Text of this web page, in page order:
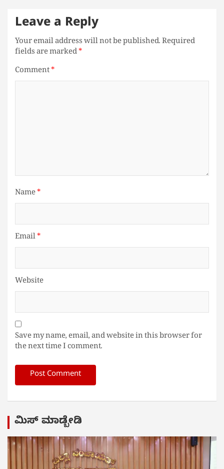
Leave a Reply
Your email address will not be published.Required
fields are marked*
Comment*
Name*
Email*
Website
Save my name, email, and website in this browser for
the next time I comment.
ಮಿಸ್ ಮಾಡ್ಬೇಡಿ